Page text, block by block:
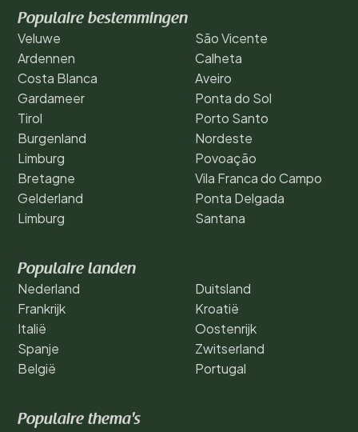
Populaire bestemmingen
Veluwe
Ardennen
Costa Blanca
Gardameer
Tirol
Burgenland
Limburg
Bretagne
Gelderland
Limburg
São Vicente
Calheta
Aveiro
Ponta do Sol
Porto Santo
Nordeste
Povoação
Vila Franca do Campo
Ponta Delgada
Santana
Populaire landen
Nederland
Frankrijk
Italië
Spanje
België
Duitsland
Kroatië
Oostenrijk
Zwitserland
Portugal
Populaire thema's